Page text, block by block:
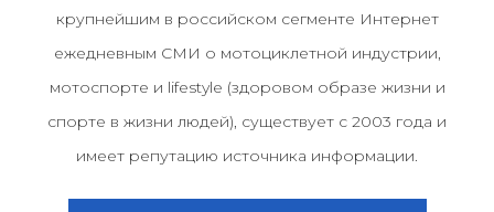
крупнейшим в российском сегменте Интернет
ежедневным СМИ о мотоциклетной индустрии,
мотоспорте и lifestyle (здоровом образе жизни и
спорте в жизни людей), существует с 2003 года и
имеет репутацию источника информации.